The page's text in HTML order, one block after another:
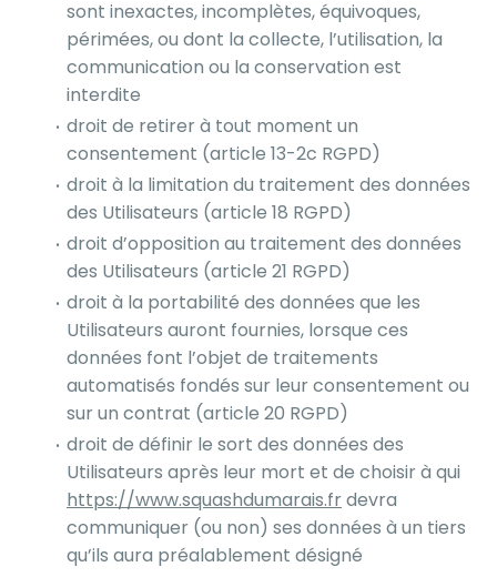
sont inexactes, incomplètes, équivoques,
périmées, ou dont la collecte, l’utilisation, la
communication ou la conservation est
interdite
droit de retirer à tout moment un
consentement (article 13-2c RGPD)
droit à la limitation du traitement des données
des Utilisateurs (article 18 RGPD)
droit d’opposition au traitement des données
des Utilisateurs (article 21 RGPD)
droit à la portabilité des données que les
Utilisateurs auront fournies, lorsque ces
données font l’objet de traitements
automatisés fondés sur leur consentement ou
sur un contrat (article 20 RGPD)
droit de définir le sort des données des
Utilisateurs après leur mort et de choisir à qui
https://www.squashdumarais.frdevra
communiquer (ou non) ses données à un tiers
qu’ils aura préalablement désigné